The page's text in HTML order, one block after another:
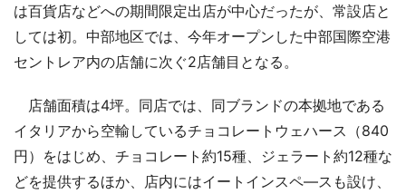
は百貨店などへの期間限定出店が中心だったが、常設店と
しては初。中部地区では、今年オープンした中部国際空港
セントレア内の店舗に次ぐ2店舗目となる。
店舗面積は4坪。同店では、同ブランドの本拠地である
イタリアから空輸しているチョコレートウェハース（840
円）をはじめ、チョコレート約15種、ジェラート約12種な
どを提供するほか、店内にはイートインスペ―スも設け、